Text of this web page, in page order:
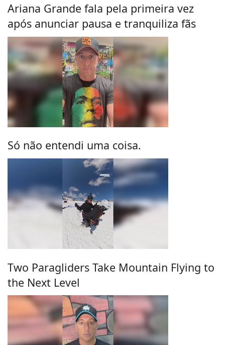
Ariana Grande fala pela primeira vez
após anunciar pausa e tranquiliza fãs
Só não entendi uma coisa.
Two Paragliders Take Mountain Flying to
the Next Level